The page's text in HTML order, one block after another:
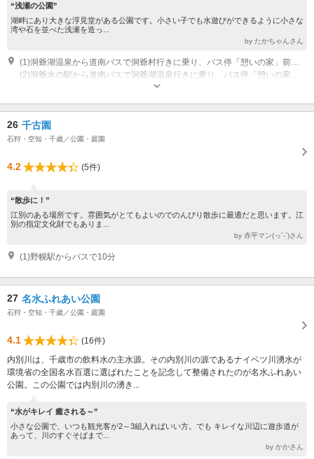
“浅瀬の公園”
湖畔にあり大きな浮見堂がある公園です。小さい子でも水遊びができるように小さな
湾や石を並べた浅瀬を造っ...
by たかちゃんさん
(1)洞爺湖温泉から道南バスで洞爺村行きに乗り、バス停「憩いの家」前か「浮見堂前」で下車
休園日：なし。ただし公衆トイレは冬期閉鎖。駐車場も除雪しない。
26 千古園
石狩・空知・千歳／公園・庭園
4.2 (5件)
“散歩に！”
江別のある場所です。雰囲気がとてもよいのでのんびり散歩に最適だと思います。江
別の指定文化財でもありま...
by 赤平マン(っ´-`)さん
(1)野幌駅からバスで10分
27 名水ふれあい公園
石狩・空知・千歳／公園・庭園
4.1
(16件)
内別川は、千歳市の飲料水の主水源。その内別川の源であるナイベツ川湧水が
環境省の全国名水百選に選ばれたことを記念して整備されたのが名水ふれあい
公園。この公園では内別川の湧き...
“水がキレイ 癒される～”
小さな公園で、いつも観光客が2～3組入ればいい方。でも キレイな川辺に遊歩道が
あって、川のすぐそばまで...
by かかさん